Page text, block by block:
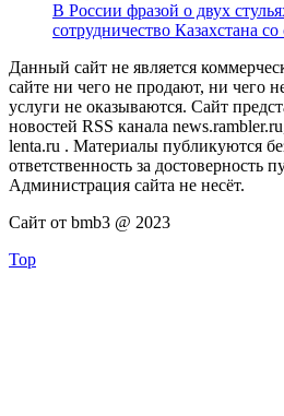
В России фразой о двух
сотрудничество Казахстана
Данный сайт не является
сайте ни чего не продают, ни чего
услуги не оказываются. Сайт
новостей RSS канала
lenta.ru . Материалы публикуются
ответственность за достоверность
Администрация сайта не несёт.
Сайт от bmb3 @ 2023
Top